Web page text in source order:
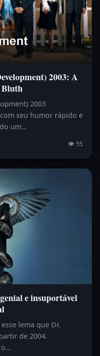
2003: A
Bluth
2003
seu humor rápido e
um…
👁 55
e insuportável
lema que Dr.
de 2004.
o…